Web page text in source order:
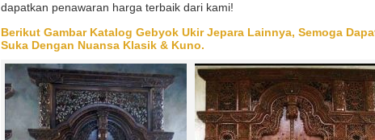
dapatkan penawaran harga terbaik dari kami!
Berikut Gambar Katalog Gebyok Ukir Jepara Lainnya, Semoga
Suka Dengan Nuansa Klasik & Kuno.
BEST SELLER BEST SELLER